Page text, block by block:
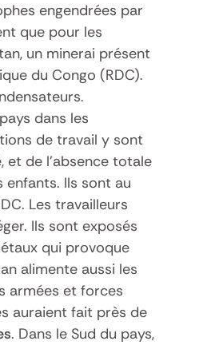
engendrées par
que pour les
un minerai présent
du Congo (RDC).
dans les
de travail y sont
et de l’absence totale
Ils sont au
Les travailleurs
Ils sont exposés
qui provoque
alimente aussi les
armées et forces
auraient fait près de
. Dans le Sud du pays,